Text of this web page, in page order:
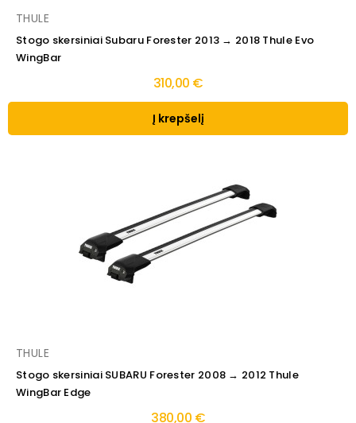
THULE
Stogo skersiniai Subaru Forester 2013 → 2018 Thule Evo
WingBar
310,00 €
Į krepšelį
THULE
Stogo skersiniai SUBARU Forester 2008 → 2012 Thule
WingBar Edge
380,00 €